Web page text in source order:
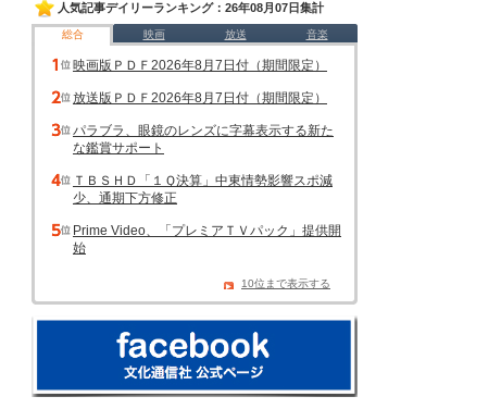
人気記事デイリーランキング：26年08月07日集計
総合 映画 放送 音楽
映画版ＰＤＦ2026年8月7日付（期間限定）
放送版ＰＤＦ2026年8月7日付（期間限定）
パラブラ、眼鏡のレンズに字幕表示する新た
な鑑賞サポート
ＴＢＳＨＤ「１Ｑ決算」中東情勢影響スポ減
少、通期下方修正
Prime Video、「プレミアＴＶパック」提供開
始
10位まで表示する